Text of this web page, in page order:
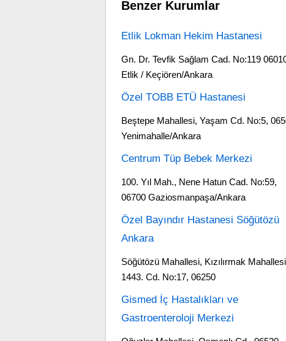
Benzer Kurumlar
Etlik Lokman Hekim Hastanesi
Gn. Dr. Tevfik Sağlam Cad. No:119
Etlik / Keçiören/Ankara
Özel TOBB ETÜ Hastanesi
Beştepe Mahallesi, Yaşam Cd. No:5,
Yenimahalle/Ankara
Centrum Tüp Bebek Merkezi
100. Yıl Mah., Nene Hatun Cad. No:59,
06700 Gaziosmanpaşa/Ankara
Özel Bayındır Hastanesi Söğütözü
Ankara
Söğütözü Mahallesi, Kızılırmak
1443. Cd. No:17, 06250
Gismed İç Hastalıkları ve
Gastroenteroloji Merkezi